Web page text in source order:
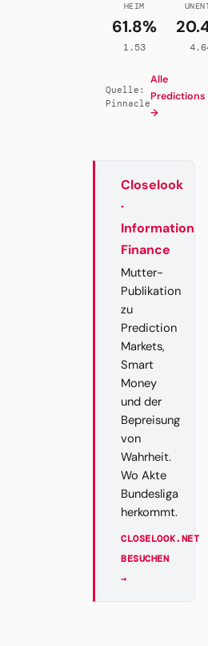
HEIM
61.8%
1.53
Quelle:
Pinnacle
Alle
Predictions
→
Closelook
·
Information
Finance
Mutter-
Publikation
zu
Prediction
Markets,
Smart
Money
und der
Bepreisung
von
Wahrheit.
Wo Akte
Bundesliga
herkommt.
CLOSELOOK.NET
BESUCHEN
→